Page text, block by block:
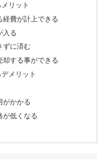
リット
経費が計上できる
入る
ずに済む
する事ができる
メリット
がかかる
が低くなる